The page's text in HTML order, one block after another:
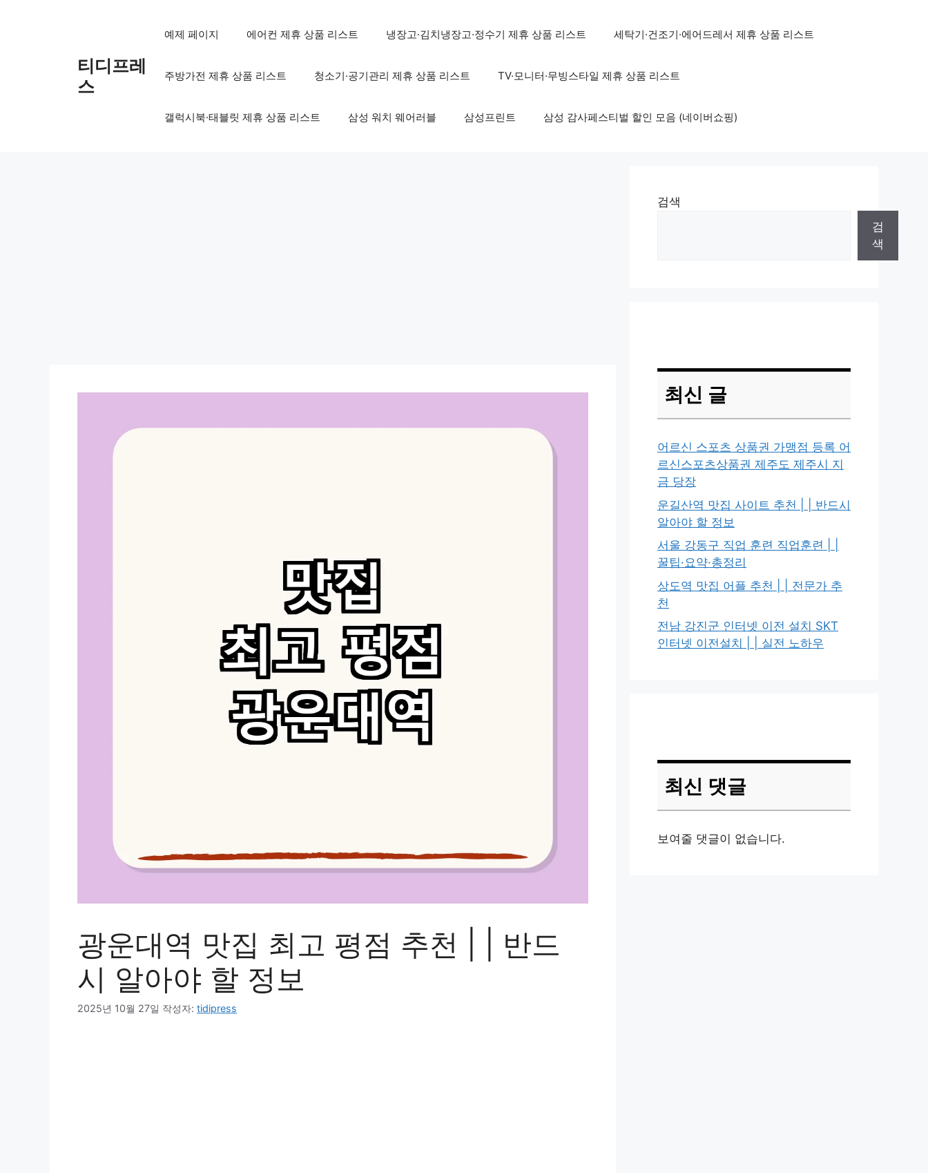
티디프레
스
예제 페이지 에어컨 제휴 상품 리스트 냉장고·김치냉장고·정수기 제휴 상품 리스트 세탁기·건조기·에어드레서 제휴 상품 리스트
주방가전 제휴 상품 리스트 청소기·공기관리 제휴 상품 리스트 TV·모니터·무빙스타일 제휴 상품 리스트
갤럭시북·태블릿 제휴 상품 리스트 삼성 워치 웨어러블 삼성프린트 삼성 감사페스티벌 할인 모음 (네이버쇼핑)
광운대역 맛집 최고 평점 추천 | | 반드
시 알아야 할 정보
2025년 10월 27일 작성자: tidipress
검색
검
색
최신 글
어르신 스포츠 상품권 가맹점 등록 어
르신스포츠상품권 제주도 제주시 지
금 당장
운길산역 맛집 사이트 추천 | | 반드시
알아야 할 정보
서울 강동구 직업 훈련 직업훈련 | |
꿀팁·요약·총정리
상도역 맛집 어플 추천 | | 전문가 추
천
전남 강진군 인터넷 이전 설치 SKT
인터넷 이전설치 | | 실전 노하우
최신 댓글
보여줄 댓글이 없습니다.